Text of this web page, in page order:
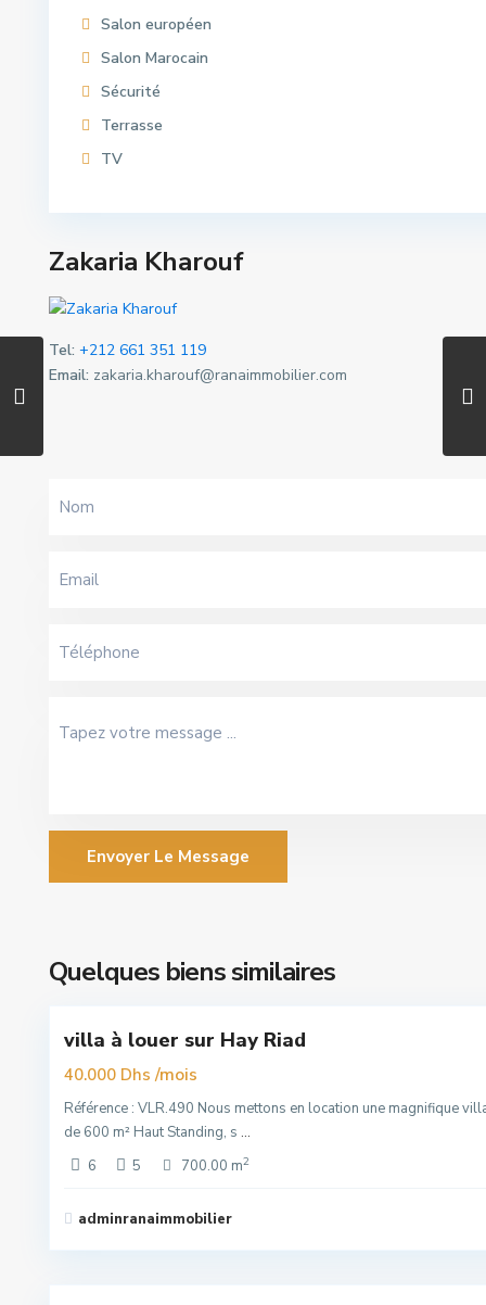
Salon européen
Salon Marocain
Sécurité
Terrasse
TV
Zakaria Kharouf
Tel: +212 661 351 119
Email: zakaria.kharouf@ranaimmobilier.com
Envoyer Le Message
Quelques biens similaires
Hassan
Rabat
villa à louer sur Hay Riad
40.000 Dhs/mois
Référence : VLR.490 Nous mettons en location une magnifique
de 600 m² Haut Standing, s ...
6
5 700.00 m2
adminranaimmobilier
Hay